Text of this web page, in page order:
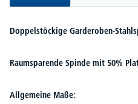
Doppelstöckige Garderoben-
Raumsparende Spinde mit 50%
Allgemeine Maße: